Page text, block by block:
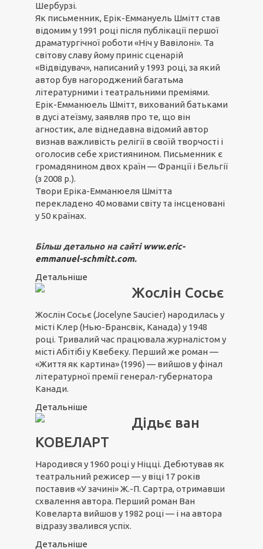
Шербурзі.
Як письменник, Ерік-Еммануель Шмітт став
відомим у 1991 році після публікації першої
драматургічної роботи «Ніч у Вавілоні». Та
світову славу йому приніс сценарій
«Відвідувач», написаний у 1993 році, за який
автор був нагороджений багатьма
літературними і театральними преміями.
Ерік-Емманюель Шмітт, вихований батьками
в дусі атеїзму, заявляв про те, що він
агностик, але віднедавна відомий автор
визнав важливість релігії в своїй творчості і
оголосив себе християнином. Письменник є
громадянином двох країн — Франції і Бельгії
(з 2008 р.).
Твори Еріка-Емманюеля Шмітта
перекладено 40 мовами світу та інсценовані
у 50 країнах.
Більш детально на сайті www.eric-
emmanuel-schmitt.com.
Детальніше
Жослін Сосьє
Жослін Сосьє (Jocelyne Saucier) народилась у
місті Клер (Нью-Брансвік, Канада) у 1948
році. Тривалий час працювала журналістом у
місті Абітібі у Квебеку. Перший же роман —
«Життя як картина» (1996) — вийшов у фінал
літературної премії генерал-губернатора
Канади.
Детальніше
Дідьє ван
КОВЕЛАРТ
Народився у 1960 році у Ніцці. Дебютував як
театральний режисер — у віці 17 років
поставив «У зачині» Ж.-П. Сартра, отримавши
схвалення автора. Перший роман Ван
Ковеларта вийшов у 1982 році — і на автора
відразу звалився успіх.
Детальніше